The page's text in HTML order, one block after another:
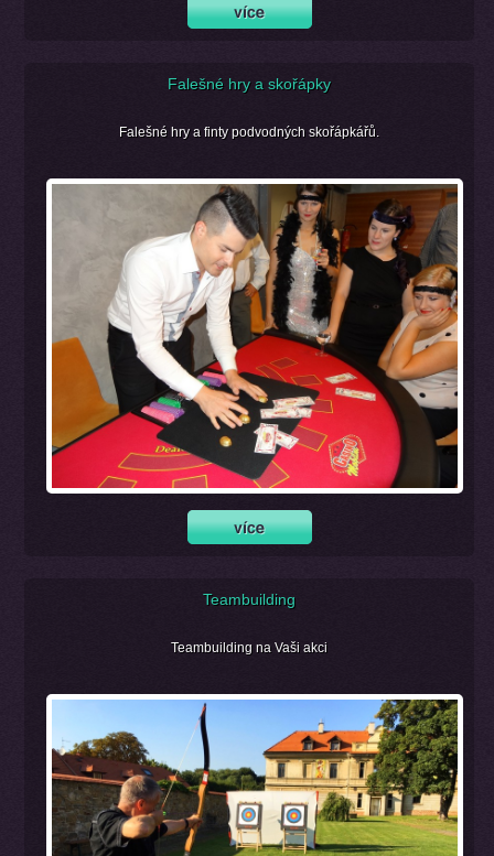
Falešné hry a skořápky
Falešné hry a finty podvodných skořápkářů.
Teambuilding
Teambuilding na Vaši akci